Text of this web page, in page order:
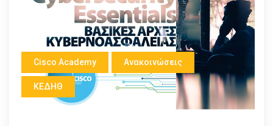
Cisco Academy Ανακοινώσεις
ΚΕΔΗΘ